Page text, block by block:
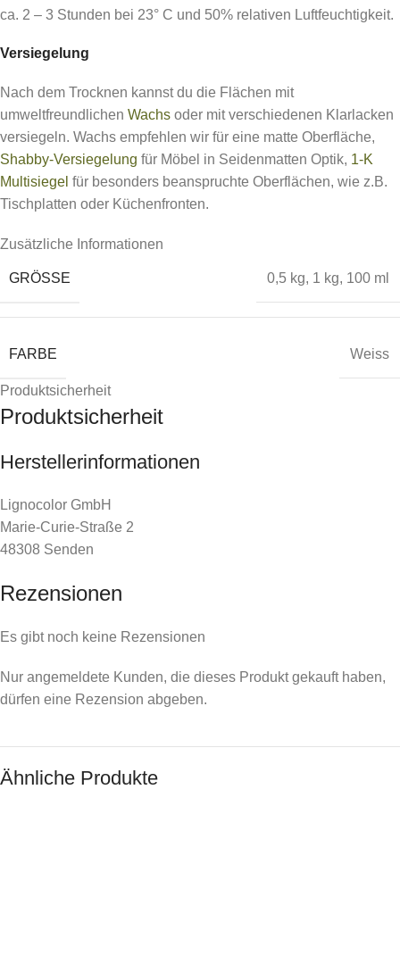
ca. 2 – 3 Stunden bei 23° C und 50% relativen Luftfeuchtigkeit.
Versiegelung
Nach dem Trocknen kannst du die Flächen mit
umweltfreundlichen Wachs oder mit verschiedenen Klarlacken
versiegeln. Wachs empfehlen wir für eine matte Oberfläche,
Shabby-Versiegelung für Möbel in Seidenmatten Optik, 1-K
Multisiegel für besonders beanspruchte Oberflächen, wie z.B.
Tischplatten oder Küchenfronten.
Zusätzliche Informationen
GRÖSSE 0,5 kg, 1 kg, 100 ml
FARBE Weiss
Produktsicherheit
Produktsicherheit
Herstellerinformationen
Lignocolor GmbH
Marie-Curie-Straße 2
48308 Senden
Rezensionen
Es gibt noch keine Rezensionen
Nur angemeldete Kunden, die dieses Produkt gekauft haben,
dürfen eine Rezension abgeben.
Ähnliche Produkte